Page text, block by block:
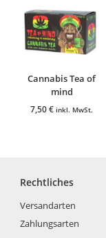
Cannabis Tea of
mind
7,50€ inkl. MwSt.
Rechtliches
Versandarten
Zahlungsarten